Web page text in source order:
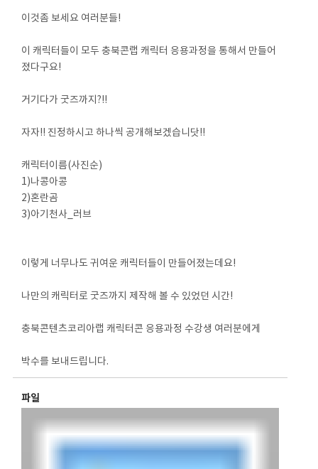
이것좀 보세요 여러분들!
이 캐릭터들이 모두 충북콘랩 캐릭터 응용과정을 통해서 만들어
졌다구요!
거기다가 굿즈까지?!!
자자!! 진정하시고 하나씩 공개해보겠습니닷!!
캐릭터이름(사진순)
1)나콩아콩
2)혼란곰
3)아기천사_러브
이렇게 너무나도 귀여운 캐릭터들이 만들어졌는데요!
나만의 캐릭터로 굿즈까지 제작해 볼 수 있었던 시간!
충북콘텐츠코리아랩 캐릭터콘 응용과정 수강생 여러분에게
박수를 보내드립니다.
파일